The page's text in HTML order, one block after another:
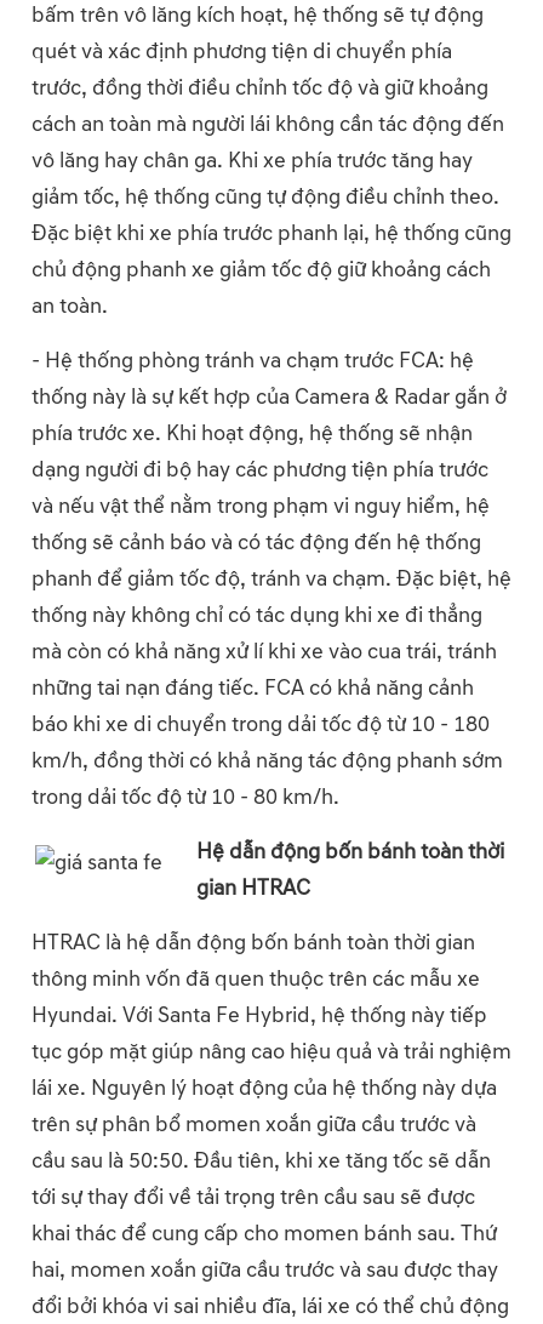
bấm trên vô lăng kích hoạt, hệ thống sẽ tự động
quét và xác định phương tiện di chuyển phía
trước, đồng thời điều chỉnh tốc độ và giữ khoảng
cách an toàn mà người lái không cần tác động đến
vô lăng hay chân ga. Khi xe phía trước tăng hay
giảm tốc, hệ thống cũng tự động điều chỉnh theo.
Đặc biệt khi xe phía trước phanh lại, hệ thống cũng
chủ động phanh xe giảm tốc độ giữ khoảng cách
an toàn.
- Hệ thống phòng tránh va chạm trước FCA: hệ
thống này là sự kết hợp của Camera & Radar gắn ở
phía trước xe. Khi hoạt động, hệ thống sẽ nhận
dạng người đi bộ hay các phương tiện phía trước
và nếu vật thể nằm trong phạm vi nguy hiểm, hệ
thống sẽ cảnh báo và có tác động đến hệ thống
phanh để giảm tốc độ, tránh va chạm. Đặc biệt, hệ
thống này không chỉ có tác dụng khi xe đi thẳng
mà còn có khả năng xử lí khi xe vào cua trái, tránh
những tai nạn đáng tiếc. FCA có khả năng cảnh
báo khi xe di chuyển trong dải tốc độ từ 10 - 180
km/h, đồng thời có khả năng tác động phanh sớm
trong dải tốc độ từ 10 - 80 km/h.
Hệ dẫn động bốn bánh toàn thời
gian HTRAC
HTRAC là hệ dẫn động bốn bánh toàn thời gian
thông minh vốn đã quen thuộc trên các mẫu xe
Hyundai. Với Santa Fe Hybrid, hệ thống này tiếp
tục góp mặt giúp nâng cao hiệu quả và trải nghiệm
lái xe. Nguyên lý hoạt động của hệ thống này dựa
trên sự phân bổ momen xoắn giữa cầu trước và
cầu sau là 50:50. Đầu tiên, khi xe tăng tốc sẽ dẫn
tới sự thay đổi về tải trọng trên cầu sau sẽ được
khai thác để cung cấp cho momen bánh sau. Thứ
hai, momen xoắn giữa cầu trước và sau được thay
đổi bởi khóa vi sai nhiều đĩa, lái xe có thể chủ động